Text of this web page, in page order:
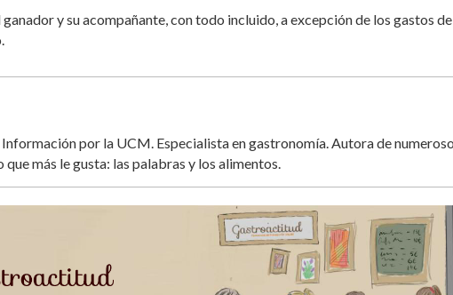
y su acompañante, con todo incluido, a excepción de los gastos de
Información por la UCM. Especialista en gastronomía. Autora de
más le gusta: las palabras y los alimentos.